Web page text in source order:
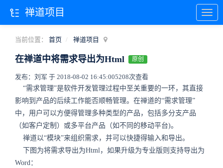
当前位置： 首页 禅道项目
在禅道中将需求导出为Html 原创
发布：刘军 于 2018-08-02 16:45:005208次查看
“需求管理”是软件开发管理过程中至关重要的一环，其直接
影响到产品的后续工作能否顺畅管理。在禅道的“需求管理”
中，用户可以方便得管理多种类型的产品，包括多分支产品
（如客户定制）或多平台产品（如不同的移动平台)。
禅道以“模块”来组织需求，并可以快捷得输入和导出。
下图为将需求导出为Html，如果升级为专业版则支持导出为
Word：
禅道项目